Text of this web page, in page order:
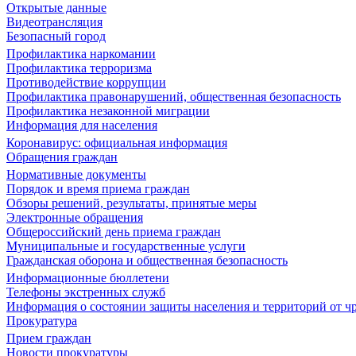
Открытые данные
Видеотрансляция
Безопасный город
Профилактика наркомании
Профилактика терроризма
Противодействие коррупции
Профилактика правонарушений, общественная безопасность
Профилактика незаконной миграции
Информация для населения
Коронавирус: официальная информация
Обращения граждан
Нормативные документы
Порядок и время приема граждан
Обзоры решений, результаты, принятые меры
Электронные обращения
Общероссийский день приема граждан
Муниципальные и государственные услуги
Гражданская оборона и общественная безопасность
Информационные бюллетени
Телефоны экстренных служб
Информация о состоянии защиты населения и территорий от
Прокуратура
Прием граждан
Новости прокуратуры